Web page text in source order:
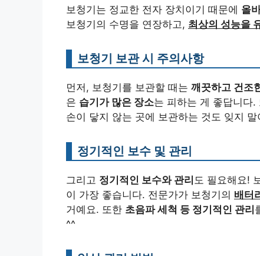
보청기는 정교한 전자 장치이기 때문에 올
보청기의 수명을 연장하고, 최상의 성능을
보청기 보관 시 주의사항
먼저, 보청기를 보관할 때는 깨끗하고 건조
은 습기가 많은 장소는 피하는 게 좋답니다.
손이 닿지 않는 곳에 보관하는 것도 잊지
정기적인 보수 및 관리
그리고 정기적인 보수와 관리 도 필요해요!
이 가장 좋습니다. 전문가가 보청기의 배터
거예요. 또한 초음파 세척 등 정기적인 관리
^^